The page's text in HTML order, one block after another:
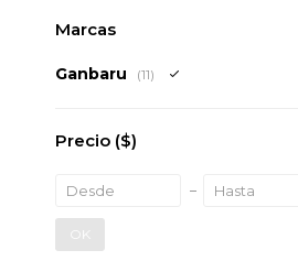
Marcas
Ganbaru (11)
Precio ($)
OK